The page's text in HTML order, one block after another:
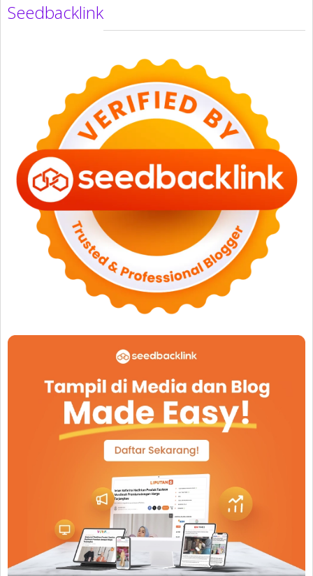
Seedbacklink